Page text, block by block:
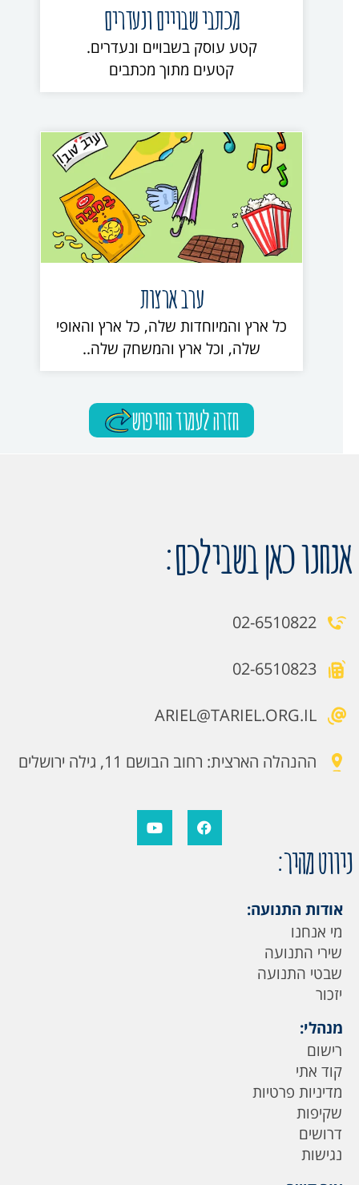
מכתבי שבויים ונעדרים
קטע עוסק בשבויים ונעדרים.
קטעים מתוך מכתבים
ערב ארצות
כל ארץ והמיוחדות שלה, כל ארץ והאופי
שלה, וכל ארץ והמשחק שלה..
חזרה לעמוד החיפוש
אנחנו כאן בשבילכם:
02-6510822
02-6510823
ARIEL@TARIEL.ORG.IL
ההנהלה הארצית: רחוב הבושם 11, גילה ירושלים
ניווט מהיר:
אודות התנועה:
מי אנחנו
שירי התנועה
שבטי התנועה
יזכור
מנהלי:
רישום
קוד אתי
מדיניות פרטיות
שקיפות
דרושים
נגישות